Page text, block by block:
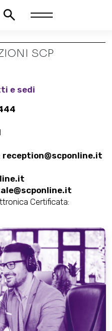
SCP
e sedi
reception@scponline.it
Certificata: